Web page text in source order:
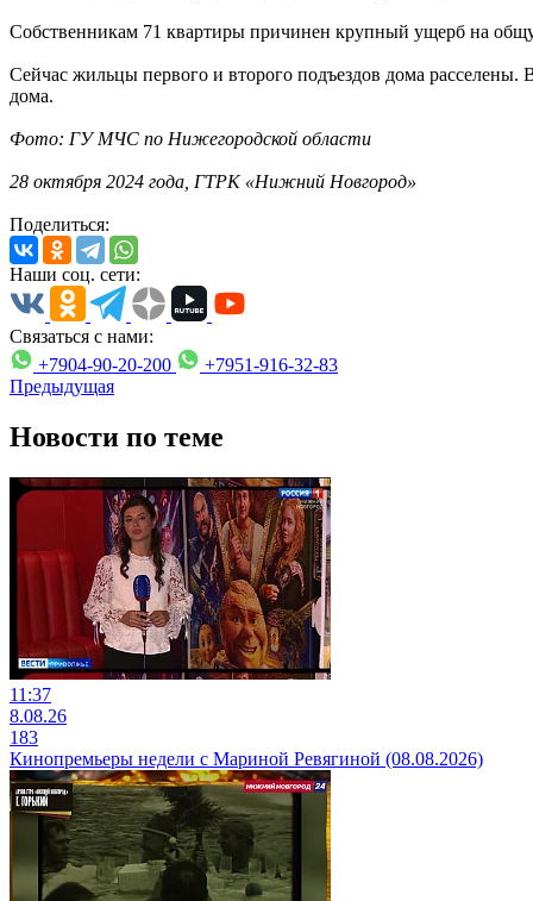
Собственникам 71 квартиры причинен крупный ущерб на
Сейчас жильцы первого и второго подъездов дома
дома.
Фото: ГУ МЧС по Нижегородской области
28 октября 2024 года, ГТРК «Нижний Новгород»
Поделиться:
Наши соц. сети:
Связаться с нами:
+7904-90-20-200
+7951-916-32-83
Предыдущая
Новости по теме
11:37
8.08.26
183
Кинопремьеры недели с Мариной Ревягиной (08.08.2026)